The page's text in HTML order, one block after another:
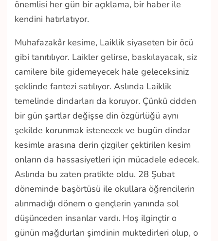
önemlisi her gün bir açıklama, bir haber ile
kendini hatırlatıyor.
Muhafazakâr kesime, Laiklik siyaseten bir öcü
gibi tanıtılıyor. Laikler gelirse, baskılayacak, siz
camilere bile gidemeyecek hale geleceksiniz
şeklinde fantezi satılıyor. Aslında Laiklik
temelinde dindarları da koruyor. Çünkü cidden
bir gün şartlar değişse din özgürlüğü aynı
şekilde korunmak istenecek ve bugün dindar
kesimle arasına derin çizgiler çektirilen kesim
onların da hassasiyetleri için mücadele edecek.
Aslında bu zaten pratikte oldu. 28 Şubat
döneminde başörtüsü ile okullara öğrencilerin
alınmadığı dönem o gençlerin yanında sol
düşünceden insanlar vardı. Hoş ilginçtir o
günün mağdurları şimdinin muktedirleri olup, o